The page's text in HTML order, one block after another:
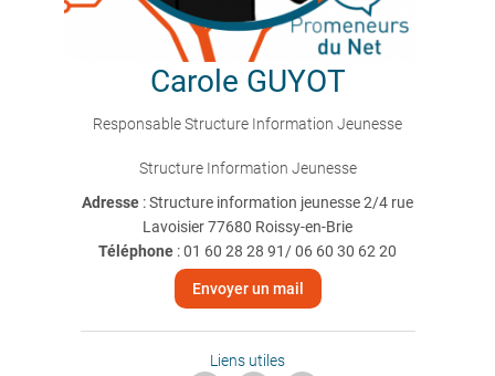
Carole GUYOT
Responsable Structure Information Jeunesse
Structure Information Jeunesse
Adresse : Structure information jeunesse 2/4 rue
Lavoisier 77680 Roissy-en-Brie
Téléphone :01 60 28 28 91/ 06 60 30 62 20
Envoyer un mail
Liens utiles